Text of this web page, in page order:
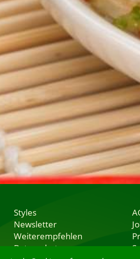
Styles
Newsletter
Weiterempfehlen
Datenschutz